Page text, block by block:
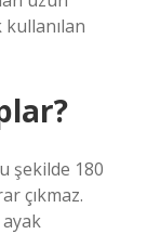
kullanılan
şekilde 180
çıkmaz.